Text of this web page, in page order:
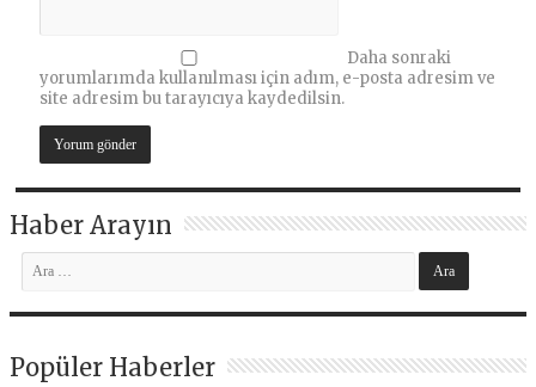
Daha sonraki
yorumlarımda kullanılması için adım, e-posta adresim ve
site adresim bu tarayıcıya kaydedilsin.
Haber Arayın
Popüler Haberler